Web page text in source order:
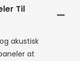
Til
akustisk
at